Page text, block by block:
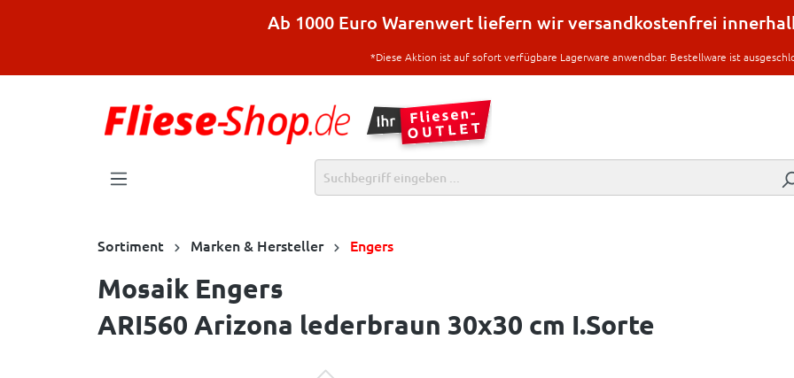
Ab 1000 Euro Warenwert liefern wir versandkostenfrei
*Diese Aktion ist auf sofort verfügbare Lagerware anwendbar. Bestellware ist
Sortiment Marken & Hersteller Engers
Mosaik Engers
ARI560 Arizona lederbraun 30x30 cm I.Sorte